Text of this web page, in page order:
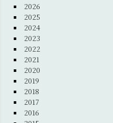
2026
2025
2024
2023
2022
2021
2020
2019
2018
2017
2016